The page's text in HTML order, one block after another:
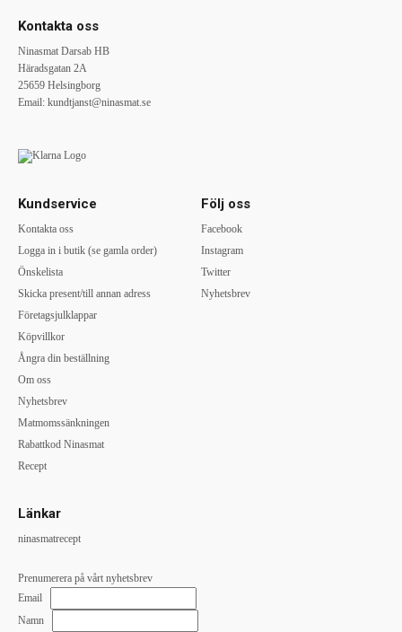
Kontakta oss
Ninasmat Darsab HB
Häradsgatan 2A
25659 Helsingborg
Email: kundtjanst@ninasmat.se
Kundservice
Kontakta oss
Logga in i butik (se gamla order)
Önskelista
Skicka present/till annan adress
Företagsjulklappar
Köpvillkor
Ångra din beställning
Om oss
Nyhetsbrev
Matmomssänkningen
Rabattkod Ninasmat
Recept
Följ oss
Facebook
Instagram
Twitter
Nyhetsbrev
Länkar
ninasmatrecept
Prenumerera på vårt nyhetsbrev
Email
Namn